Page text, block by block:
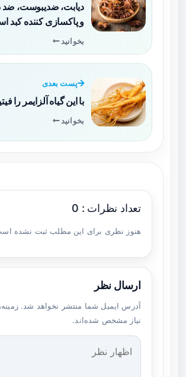
دیابت، ضدیبوست، ضد
و پاکسازی کننده کبد
بخوانید
پست بعدی
با این گیاه آلزایمر را
بخوانید
تعداد نظرات : 0
هنوز نظری برای این مطلب ثبت نشده
ارسال نظر
آدرس ایمیل شما منتشر نخواهد شد.
نیاز مشخص شده‌اند.